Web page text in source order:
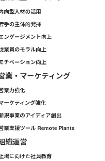
向型人材の活用
手の主体的発揮
ンゲージメント向上
業員のモラル向上
チベーション向上
業・マーケティング
業力強化
ーケティング強化
規事業のアイディア創出
業支援ツール Remote Plants
織運営
場に向けた社員教育